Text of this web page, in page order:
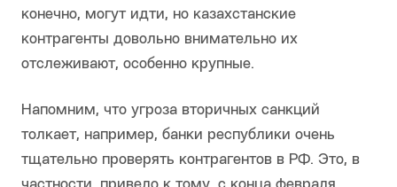
конечно, могут идти, но казахстанские
контрагенты довольно внимательно их
отслеживают, особенно крупные.
Напомним, что угроза вторичных санкций
толкает, например, банки республики очень
тщательно проверять контрагентов в РФ. Это, в